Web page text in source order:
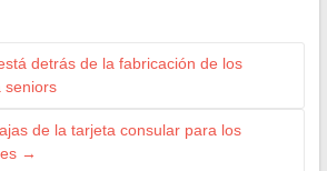
detrás de la fabricación de los
seniors
de la tarjeta consular para los
→